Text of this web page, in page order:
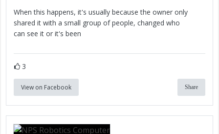
When this happens, it's usually because the owner only
shared it with a small group of people, changed who
can see it or it's been
3
View on Facebook Share